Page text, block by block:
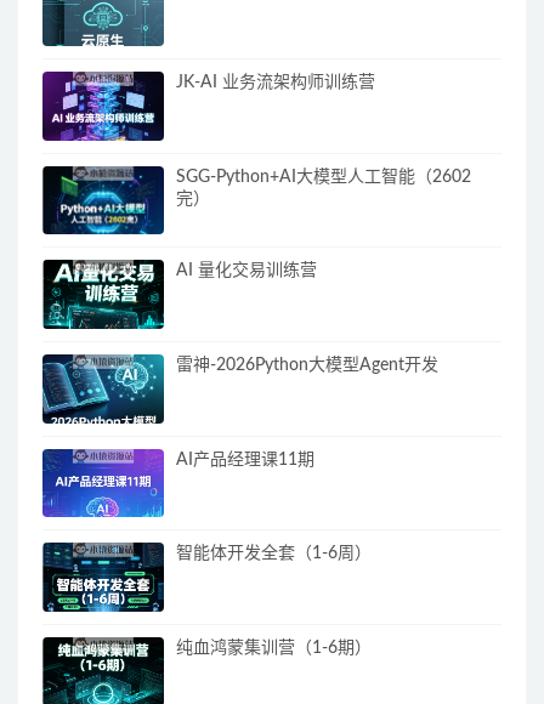
JK-AI 业务流架构师训练营
SGG-Python+AI大模型人工智能（2602
完）
AI 量化交易训练营
雷神-2026Python大模型Agent开发
AI产品经理课11期
智能体开发全套（1-6周）
纯血鸿蒙集训营（1-6期）